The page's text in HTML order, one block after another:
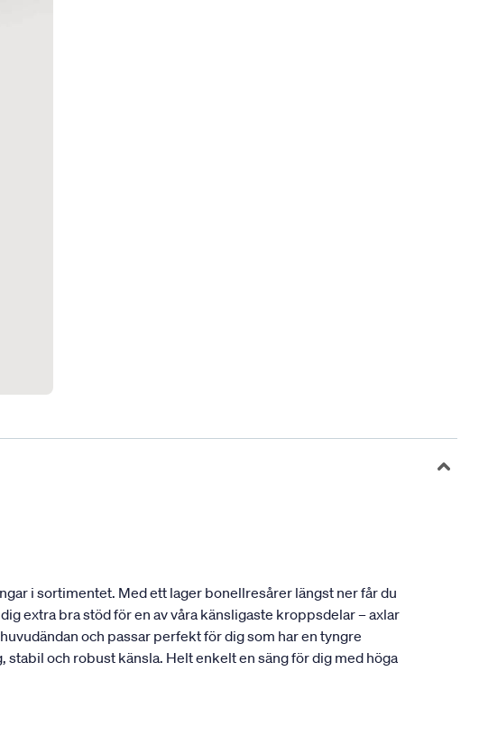
i sortimentet. Med ett lager bonellresårer längst ner får du
extra bra stöd för en av våra känsligaste kroppsdelar – axlar
och passar perfekt för dig som har en tyngre
och robust känsla. Helt enkelt en säng för dig med höga